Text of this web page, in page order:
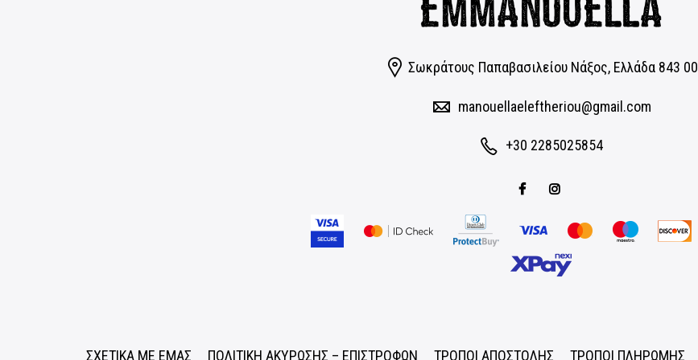
Σωκράτους Παπαβασιλείου Νάξος, Eλλάδα 843 00
manouellaeleftheriou@gmail.com
+30 2285025854
ΣΧΕΤΙΚΑ ΜΕ ΕΜΑΣ ΠΟΛΙΤΙΚΗ ΑΚΥΡΩΣΗΣ – ΕΠΙΣΤΡΟΦΩΝ ΤΡΟΠΟΙ ΑΠΟΣΤΟΛΗΣ ΤΡΟΠΟΙ ΠΛΗΡΩΜΗΣ